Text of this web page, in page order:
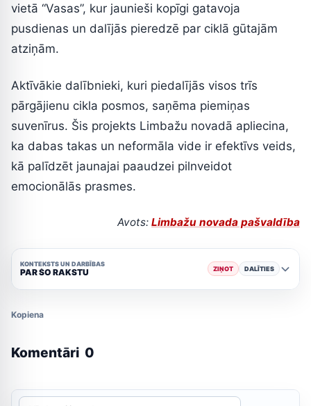
vietā “Vasas”, kur jaunieši kopīgi gatavoja
pusdienas un dalījās pieredzē par ciklā gūtajām
atziņām.
Aktīvākie dalībnieki, kuri piedalījās visos trīs
pārgājienu cikla posmos, saņēma piemiņas
suvenīrus. Šis projekts Limbažu novadā apliecina,
ka dabas takas un neformāla vide ir efektīvs veids,
kā palīdzēt jaunajai paaudzei pilnveidot
emocionālās prasmes.
Avots: Limbažu novada pašvaldība
KONTEKSTS UN DARBĪBAS
PAR ŠO RAKSTU ZIŅOT DALĪTIES
Kopiena
Komentāri 0